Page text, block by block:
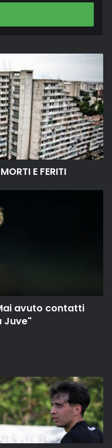
E FERITI
avuto contatti
Juve"